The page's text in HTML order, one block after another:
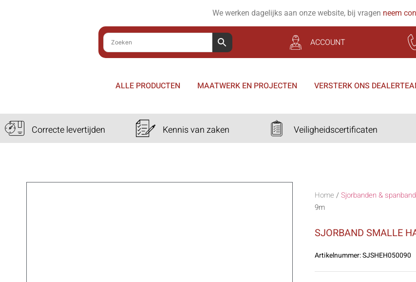
We werken dagelijks aan onze website, bij vragen neem
ACCOUNT
ALLE PRODUCTEN MAATWERK EN PROJECTEN VERSTERK ONS
Correcte levertijden Kennis van zaken Veiligheidscertificaten
Home /Sjorbanden &
9m
SJORBAND SMALLE
Artikelnummer:SJSHEH050090